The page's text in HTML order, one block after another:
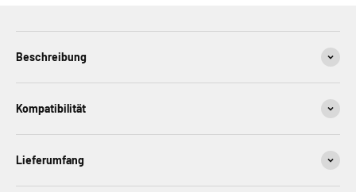
Beschreibung
Kompatibilität
Lieferumfang